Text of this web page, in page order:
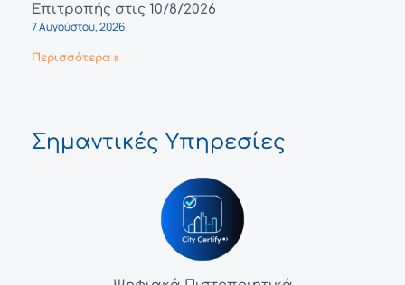
Επιτροπής στις 10/8/2026
7 Αυγούστου, 2026
Περισσότερα »
Σημαντικές Υπηρεσίες